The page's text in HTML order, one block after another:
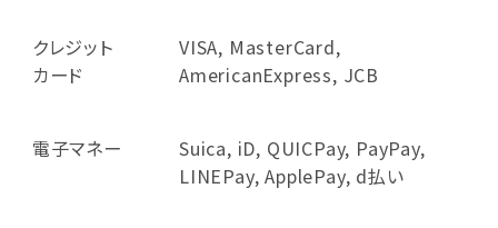
クレジット
カード
VISA, MasterCard,
AmericanExpress, JCB
電子マネー
Suica, iD, QUICPay, PayPay,
LINEPay, ApplePay, d払い